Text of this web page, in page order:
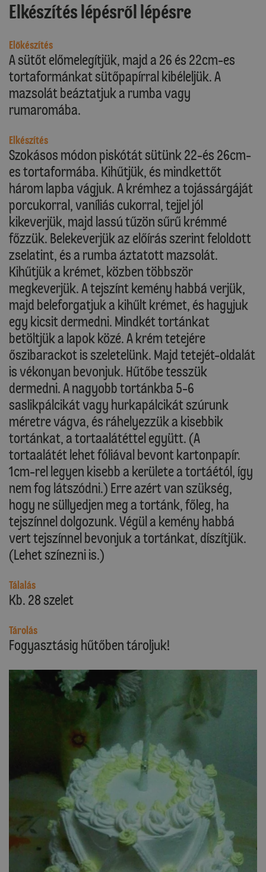
Elkészítés lépésről lépésre
Előkészítés
A sütőt előmelegítjük, majd a 26 és 22cm-es
tortaformánkat sütőpapírral kibéleljük. A
mazsolát beáztatjuk a rumba vagy
rumaromába.
Elkészítés
Szokásos módon piskótát sütünk 22-és 26cm-
es tortaformába. Kihűtjük, és mindkettőt
három lapba vágjuk. A krémhez a tojássárgáját
porcukorral, vaníliás cukorral, tejjel jól
kikeverjük, majd lassú tűzön sűrű krémmé
főzzük. Belekeverjük az előírás szerint feloldott
zselatint, és a rumba áztatott mazsolát.
Kihűtjük a krémet, közben többször
megkeverjük. A tejszínt kemény habbá verjük,
majd beleforgatjuk a kihűlt krémet, és hagyjuk
egy kicsit dermedni. Mindkét tortánkat
betöltjük a lapok közé. A krém tetejére
őszibarackot is szeletelünk. Majd tetejét-oldalát
is vékonyan bevonjuk. Hűtőbe tesszük
dermedni. A nagyobb tortánkba 5-6
saslikpálcikát vagy hurkapálcikát szúrunk
méretre vágva, és ráhelyezzük a kisebbik
tortánkat, a tortaalátéttel együtt. (A
tortaalátét lehet fóliával bevont kartonpapír.
1cm-rel legyen kisebb a kerülete a tortáétól, így
nem fog látszódni.) Erre azért van szükség,
hogy ne süllyedjen meg a tortánk, főleg, ha
tejszínnel dolgozunk. Végül a kemény habbá
vert tejszínnel bevonjuk a tortánkat, díszítjük.
(Lehet színezni is.)
Tálalás
Kb. 28 szelet
Tárolás
Fogyasztásig hűtőben tároljuk!